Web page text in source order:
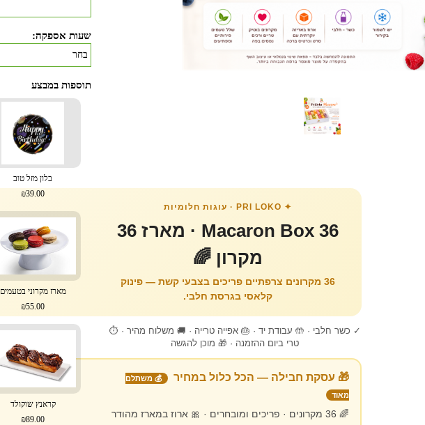
שעות אספקה:
תוספות במבצע
בלון מזל טוב
₪39.00
מארז מקרוני בטעמים
₪55.00
קראנץ שוקולד
₪89.00
✦ PRI LOKO · עוגות חלומיות
Macaron Box 36 · מארז 36
מקרון 🌈
36 מקרונים צרפתיים פריכים בצבעי קשת — פינוק
קלאסי בגרסת חלבי.
✓ כשר חלבי · 🤲 עבודת יד · 🎂 אפייה טרייה · 🚚 משלוח מהיר · ⏱
טרי ביום ההזמנה · 🎁 מוכן להגשה
🎁 עסקת חבילה — הכל כלול במחיר
💰 משתלם
מאוד
🌈 36 מקרונים · פריכים ומובחרים · 🎀 ארוז במארז מהודר